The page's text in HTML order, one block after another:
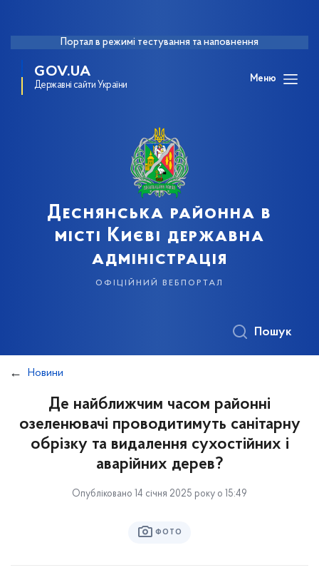
Портал в режимі тестування та наповнення
GOV.UA
Державні сайти України
Меню
Деснянська районна в
місті Києві державна
адміністрація
офіційний вебпортал
Пошук
Новини
Де найближчим часом районні
озеленювачі проводитимуть санітарну
обрізку та видалення сухостійних і
аварійних дерев?
Опубліковано 14 січня 2025 року о 15:49
ФОТО